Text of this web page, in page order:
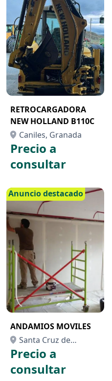
RETROCARGADORA
NEW HOLLAND B110C
Caniles, Granada
Precio a
consultar
Anuncio destacado
ANDAMIOS MOVILES
Santa Cruz de
Tenerife, Santa Cruz
de Tenerife
Precio a
consultar